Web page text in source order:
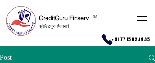
CreditGuru Finserv
क्रेडिटगुरु फिनसर्व
TM
+917715023435
Post